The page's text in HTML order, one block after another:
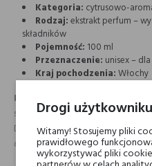
Kategoria: cytrusowo-
Rodzaj:ekstrakt perfum –
składników
Pojemność: 100 ml
Przeznaczenie: unisex –
Kraj pochodzenia:Włochy
Dla kogo?
siebie, poszukujących kompozycji
Doskonały zarówno na dzień, jak i
chłodniejsze dni, kiedy jego
Drogi użytkowniku
Witamy! Stosujemy pliki
prawidłowego
wykorzystywać pliki cookie